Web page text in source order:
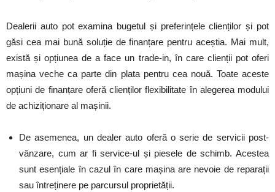
Dealerii auto pot examina bugetul și preferințele clienților și pot
găsi cea mai bună soluție de finanțare pentru aceștia. Mai mult,
există și opțiunea de a face un trade-in, în care clienții pot oferi
mașina veche ca parte din plata pentru cea nouă. Toate aceste
opțiuni de finanțare oferă clienților flexibilitate în alegerea modului
de achiziționare al mașinii.
De asemenea, un dealer auto oferă o serie de servicii post-
vânzare, cum ar fi service-ul și piesele de schimb. Acestea
sunt esențiale în cazul în care mașina are nevoie de reparații
sau întreținere pe parcursul proprietății.